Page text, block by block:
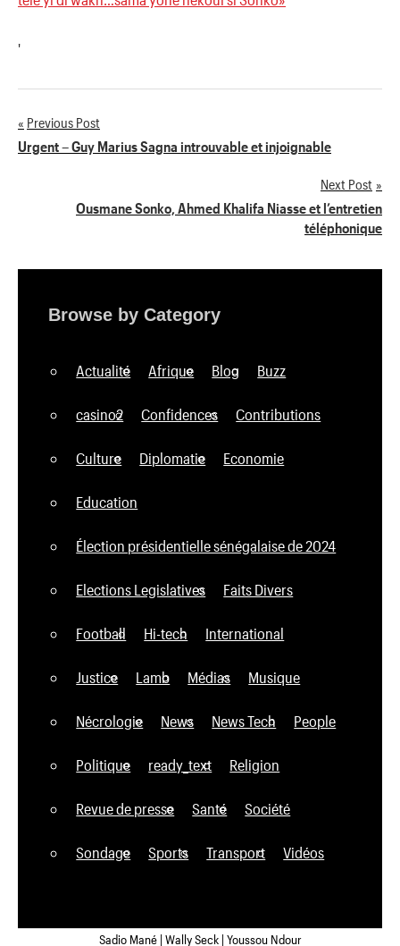
'
Navigation
l’article
Previous Post
Urgent – Guy Marius Sagna introuvable et injoignable
Next Post
Ousmane Sonko, Ahmed Khalifa Niasse et l’entretien
téléphonique
Browse by Category
Actualité Afrique Blog Buzz
casino2 Confidences Contributions
Culture Diplomatie Economie
Education
Élection présidentielle sénégalaise de 2024
Elections Legislatives Faits Divers
Football Hi-tech International
Justice Lamb Médias Musique
Nécrologie News News Tech People
Politique ready_text Religion
Revue de presse Santé Société
Sondage Sports Transport Vidéos
Sadio Mané | Wally Seck | Youssou Ndour